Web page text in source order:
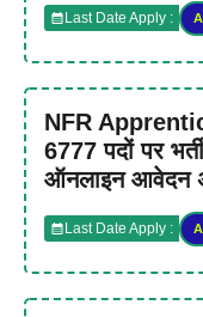
Last Date Apply :
NFR
6777 पदों पर
ऑनलाइन आवेदन
Last Date Apply :